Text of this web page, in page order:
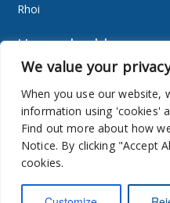
We value your
When you use our website,
information using 'cookies'
Find out more about how
Notice. By clicking "Accept
cookies.
Rhoi
Hygyrchedd
Ewch Ar-lein
Hygyrchedd